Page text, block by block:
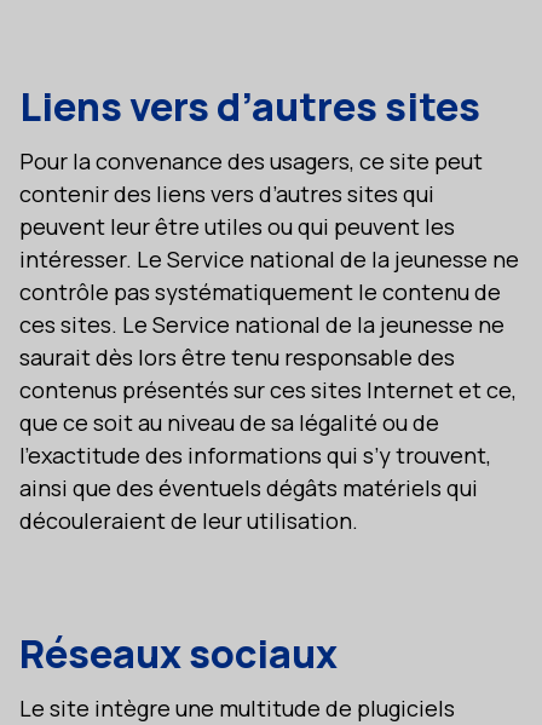
Liens vers d’autres sites
Pour la convenance des usagers, ce site peut
contenir des liens vers d’autres sites qui
peuvent leur être utiles ou qui peuvent les
intéresser. Le Service national de la jeunesse ne
contrôle pas systématiquement le contenu de
ces sites. Le Service national de la jeunesse ne
saurait dès lors être tenu responsable des
contenus présentés sur ces sites Internet et ce,
que ce soit au niveau de sa légalité ou de
l’exactitude des informations qui s’y trouvent,
ainsi que des éventuels dégâts matériels qui
découleraient de leur utilisation.
Réseaux sociaux
Le site intègre une multitude de plugiciels